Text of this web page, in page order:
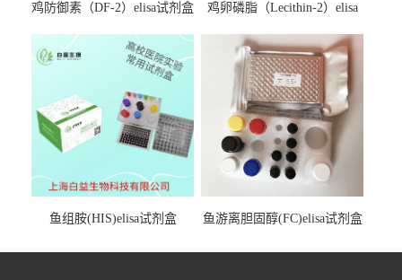
鸡防御素（DF-2）elisa试剂盒
鸡卵磷脂（Lecithin-2）elisa
鱼组胺(HIS)elisa试剂盒 鱼游离胆固醇(FC)elisa试剂盒